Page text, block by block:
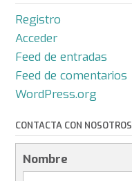
Registro
Acceder
Feed de entradas
Feed de comentarios
WordPress.org
CONTACTA CON NOSOTROS
Nombre